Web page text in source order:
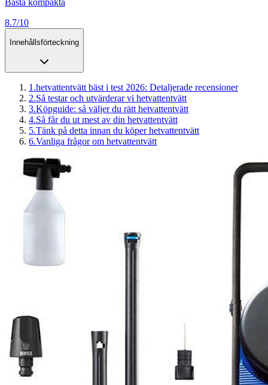
8.7/10
Innehållsförteckning
1 .hetvattentvätt bäst i test 2026: Detaljerade recensioner
2.Så testar och utvärderar vi hetvattentvätt
3.Köpguide: så väljer du rätt hetvattentvätt
4.Så får du ut mest av din hetvattentvätt
5.Tänk på detta innan du köper hetvattentvätt
6.Vanliga frågor om hetvattentvätt